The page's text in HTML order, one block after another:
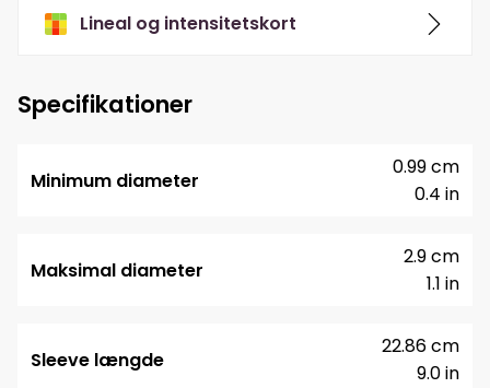
Lineal og intensitetskort
Specifikationer
Minimum diameter
0.4 in
0.99 cm
Maksimal diameter
1.1 in
2.9 cm
Sleeve længde
9.0 in
22.86 cm